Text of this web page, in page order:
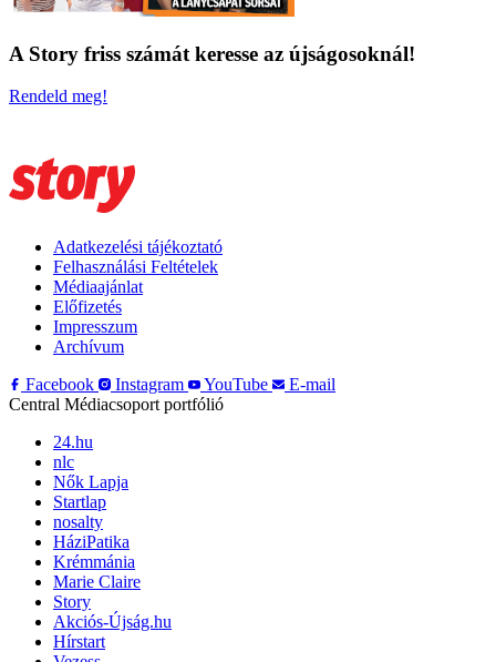
A Story friss számát keresse az újságosoknál!
Rendeld meg!
Adatkezelési tájékoztató
Felhasználási Feltételek
Médiaajánlat
Előfizetés
Impresszum
Archívum
Facebook
Instagram YouTube
E-mail
Central Médiacsoport portfólió
24.hu
nlc
Nők Lapja
Startlap
nosalty
HáziPatika
Krémmánia
Marie Claire
Story
Akciós-Újság.hu
Hírstart